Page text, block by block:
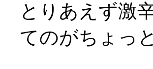
とりあえず激
てのがちょっ